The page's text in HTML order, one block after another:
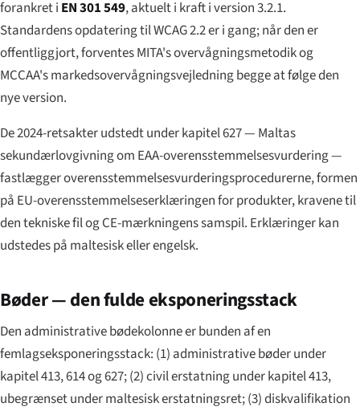
forankret i EN 301 549, aktuelt i kraft i version 3.2.1.
Standardens opdatering til WCAG 2.2 er i gang; når den er
offentliggjort, forventes MITA's overvågningsmetodik og
MCCAA's markedsovervågningsvejledning begge at følge den
nye version.
De 2024-retsakter udstedt under kapitel 627 — Maltas
sekundærlovgivning om EAA-overensstemmelsesvurdering —
fastlægger overensstemmelsesvurderingsprocedurerne, formen
på EU-overensstemmelseserklæringen for produkter, kravene til
den tekniske fil og CE-mærkningens samspil. Erklæringer kan
udstedes på maltesisk eller engelsk.
Bøder — den fulde eksponeringsstack
Den administrative bødekolonne er bunden af en
femlagseksponeringsstack: (1) administrative bøder under
kapitel 413, 614 og 627; (2) civil erstatning under kapitel 413,
ubegrænset under maltesisk erstatningsret; (3) diskvalifikation